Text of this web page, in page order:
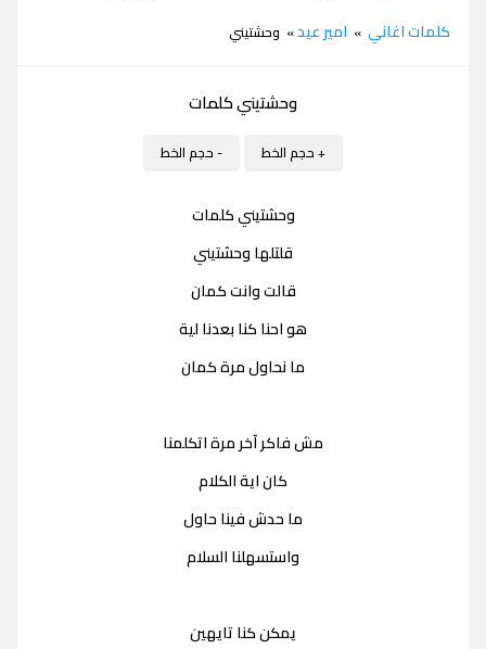
كلمات اغاني » امير عيد» وحشتيني
وحشتيني كلمات
+ حجم الخط - حجم الخط
وحشتيني كلمات
قلتلها وحشتيني
قالت وانت كمان
هو احنا كنا بعدنا لية
ما نحاول مرة كمان
مش فاكر آخر مرة اتكلمنا
كان اية الكلام
ما حدش فينا حاول
واستسهلنا السلام
يمكن كنا تايهين